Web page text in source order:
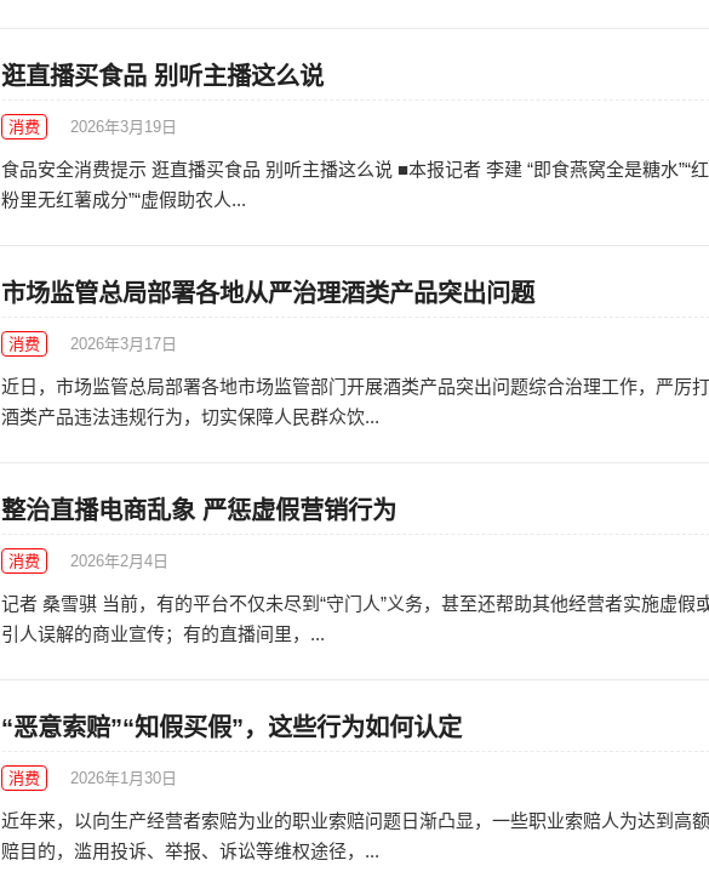
逛直播买食品 别听主播这么说
消费 2026年3月19日
食品安全消费提示 逛直播买食品 别听主播这么说 ■本报记者 李建 “即食燕窝全是糖水”“
粉里无红薯成分”“虚假助农人...
市场监管总局部署各地从严治理酒类产品突出问题
消费 2026年3月17日
近日，市场监管总局部署各地市场监管部门开展酒类产品突出问题综合治理工作，严厉
酒类产品违法违规行为，切实保障人民群众饮...
整治直播电商乱象 严惩虚假营销行为
消费 2026年2月4日
记者 桑雪骐 当前，有的平台不仅未尽到“守门人”义务，甚至还帮助其他经营者实施虚假
引人误解的商业宣传；有的直播间里，...
“恶意索赔”“知假买假”，这些行为如何认定
消费 2026年1月30日
近年来，以向生产经营者索赔为业的职业索赔问题日渐凸显，一些职业索赔人为达到高
赔目的，滥用投诉、举报、诉讼等维权途径，...